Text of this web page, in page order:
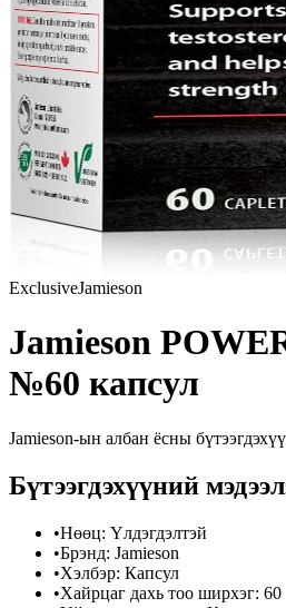
ExclusiveJamieson
Jamieson
№60 капсул
Jamieson-ын албан ёсны
Бүтээгдэхүүний
•Нөөц: Үлдэгдэлтэй
•Брэнд: Jamieson
•Хэлбэр: Капсул
•Хайрцаг дахь тоо ширхэг: 60